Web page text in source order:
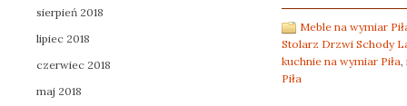
Meble na wymiar
Stolarz Drzwi Schody
kuchnie na wymiar Piła,
Piła
sierpień 2018
lipiec 2018
czerwiec 2018
maj 2018